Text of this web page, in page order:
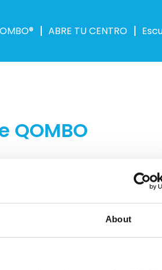
About
ABRE TU CENTRO
QOMBO
que se tratan temas como la